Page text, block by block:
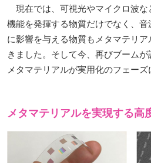
現在では、可視光やマイクロ波な
機能を発揮する物質だけでなく、
に影響を与える物質もメタマテリ
きました。そして今、再びブーム
メタマテリアルが実用化のフェーズ
メタマテリアルを実現する高